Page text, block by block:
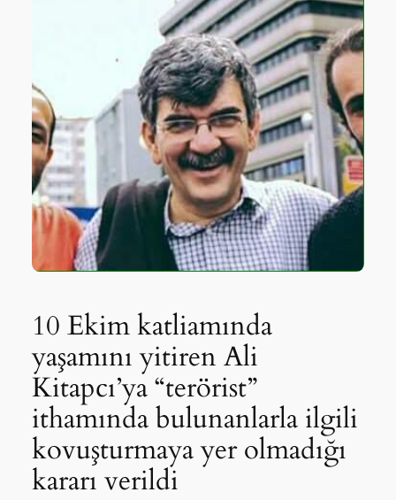
10 Ekim katliamında
yaşamını yitiren Ali
Kitapcı’ya “terörist”
ithamında bulunanlarla ilgili
kovuşturmaya yer olmadığı
kararı verildi